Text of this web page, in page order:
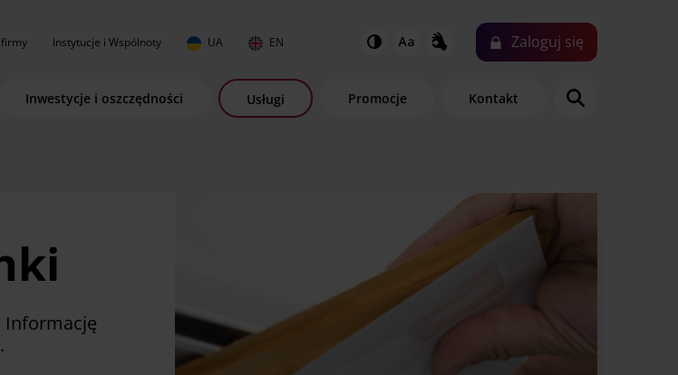
firmy Instytucje i Wspólnoty UA EN Zaloguj się
Inwestycje i oszczędności Usługi Promocje Kontakt
Informację